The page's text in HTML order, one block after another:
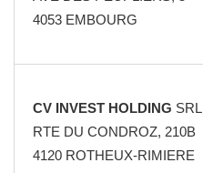
4053 EMBOURG
CV INVEST HOLDING SRL
RTE DU CONDROZ, 210B
4120 ROTHEUX-RIMIERE